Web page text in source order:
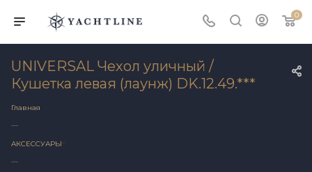
0
UNIVERSAL Чехол уличный /
Кушетка левая (лаунж) DK.12.49.***
Главная
—
АКСЕССУАРЫ
—